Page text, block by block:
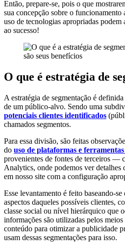
Então, prepare-se, pois o que
sua concepção sobre o
uso de tecnologias apropriadas podem
ao sucesso!
O que é estratégia de
A estratégia de segmentação é
de um público-alvo. Sendo uma
potenciais clientes identificados
chamados segmentos.
Para essa divisão, são feitas
do uso de plataformas e
provenientes de fontes de terceiros —
Analytics, onde podemos ver detalhes
em nosso site com a configuração
Esse levantamento é feito baseando-
aspectos daqueles possíveis clientes,
classe social ou nível hierárquico que
informações são utilizadas pelos
conteúdo para otimizar a publicidade
usam dessas segmentações para isso.